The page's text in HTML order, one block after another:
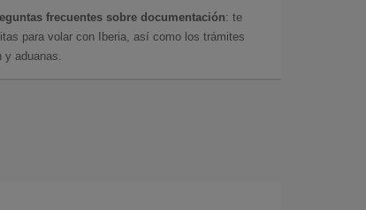
frecuentes sobre documentación: te
para volar con Iberia, así como los trámites
y aduanas.